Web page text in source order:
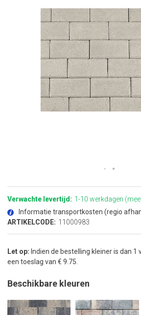
naar
begin
de
afbeeldingen-
Verwachte levertijd: 1-10 werkdagen
Informatie transportkosten (regio
ARTIKELCODE: 11000983
Let op: Indien de bestelling kleiner is dan 1
een toeslag van € 9.75.
Beschikbare kleuren